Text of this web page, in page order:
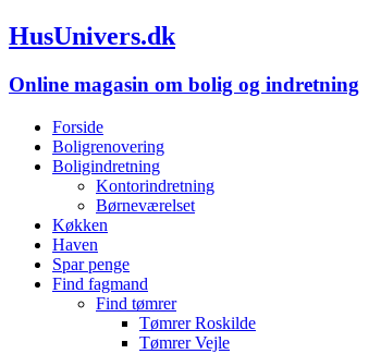
HusUnivers.dk
Online magasin om bolig og indretning
Forside
Boligrenovering
Boligindretning
Kontorindretning
Børneværelset
Køkken
Haven
Spar penge
Find fagmand
Find tømrer
Tømrer Roskilde
Tømrer Vejle